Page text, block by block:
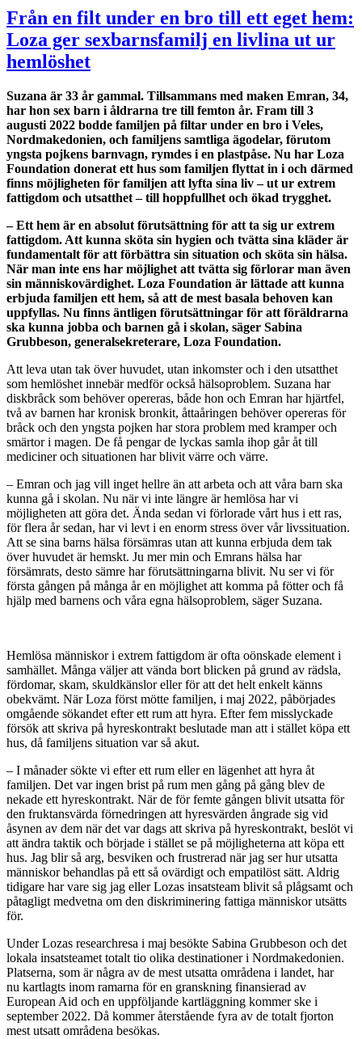
Från en filt under en bro till ett eget hem:
Loza ger sexbarnsfamilj en livlina ut ur
hemlöshet
Suzana är 33 år gammal. Tillsammans med maken Emran, 34,
har hon sex barn i åldrarna tre till femton år. Fram till 3
augusti 2022 bodde familjen på filtar under en bro i Veles,
Nordmakedonien, och familjens samtliga ägodelar, förutom
yngsta pojkens barnvagn, rymdes i en plastpåse. Nu har Loza
Foundation donerat ett hus som familjen flyttat in i och därmed
finns möjligheten för familjen att lyfta sina liv – ut ur extrem
fattigdom och utsatthet – till hoppfullhet och ökad trygghet.
– Ett hem är en absolut förutsättning för att ta sig ur extrem
fattigdom. Att kunna sköta sin hygien och tvätta sina kläder är
fundamentalt för att förbättra sin situation och sköta sin hälsa.
När man inte ens har möjlighet att tvätta sig förlorar man även
sin människovärdighet. Loza Foundation är lättade att kunna
erbjuda familjen ett hem, så att de mest basala behoven kan
uppfyllas. Nu finns äntligen förutsättningar för att föräldrarna
ska kunna jobba och barnen gå i skolan, säger Sabina
Grubbeson, generalsekreterare, Loza Foundation.
Att leva utan tak över huvudet, utan inkomster och i den utsatthet
som hemlöshet innebär medför också hälsoproblem. Suzana har
diskbråck som behöver opereras, både hon och Emran har hjärtfel,
två av barnen har kronisk bronkit, åttaåringen behöver opereras för
bråck och den yngsta pojken har stora problem med kramper och
smärtor i magen. De få pengar de lyckas samla ihop går åt till
mediciner och situationen har blivit värre och värre.
– Emran och jag vill inget hellre än att arbeta och att våra barn ska
kunna gå i skolan. Nu när vi inte längre är hemlösa har vi
möjligheten att göra det. Ända sedan vi förlorade vårt hus i ett ras,
för flera år sedan, har vi levt i en enorm stress över vår livssituation.
Att se sina barns hälsa försämras utan att kunna erbjuda dem tak
över huvudet är hemskt. Ju mer min och Emrans hälsa har
försämrats, desto sämre har förutsättningarna blivit. Nu ser vi för
första gången på många år en möjlighet att komma på fötter och få
hjälp med barnens och våra egna hälsoproblem, säger Suzana.
Hemlösa människor i extrem fattigdom är ofta oönskade element i
samhället. Många väljer att vända bort blicken på grund av rädsla,
fördomar, skam, skuldkänslor eller för att det helt enkelt känns
obekvämt. När Loza först mötte familjen, i maj 2022, påbörjades
omgående sökandet efter ett rum att hyra. Efter fem misslyckade
försök att skriva på hyreskontrakt beslutade man att i stället köpa ett
hus, då familjens situation var så akut.
– I månader sökte vi efter ett rum eller en lägenhet att hyra åt
familjen. Det var ingen brist på rum men gång på gång blev de
nekade ett hyreskontrakt. När de för femte gången blivit utsatta för
den fruktansvärda förnedringen att hyresvärden ångrade sig vid
åsynen av dem när det var dags att skriva på hyreskontrakt, beslöt vi
att ändra taktik och började i stället se på möjligheterna att köpa ett
hus. Jag blir så arg, besviken och frustrerad när jag ser hur utsatta
människor behandlas på ett så ovärdigt och empatilöst sätt. Aldrig
tidigare har vare sig jag eller Lozas insatsteam blivit så plågsamt och
påtagligt medvetna om den diskriminering fattiga människor utsätts
för.
Under Lozas researchresa i maj besökte Sabina Grubbeson och det
lokala insatsteamet totalt tio olika destinationer i Nordmakedonien.
Platserna, som är några av de mest utsatta områdena i landet, har
nu kartlagts inom ramarna för en granskning finansierad av
European Aid och en uppföljande kartläggning kommer ske i
september 2022. Då kommer återstående fyra av de totalt fjorton
mest utsatt områdena besökas.